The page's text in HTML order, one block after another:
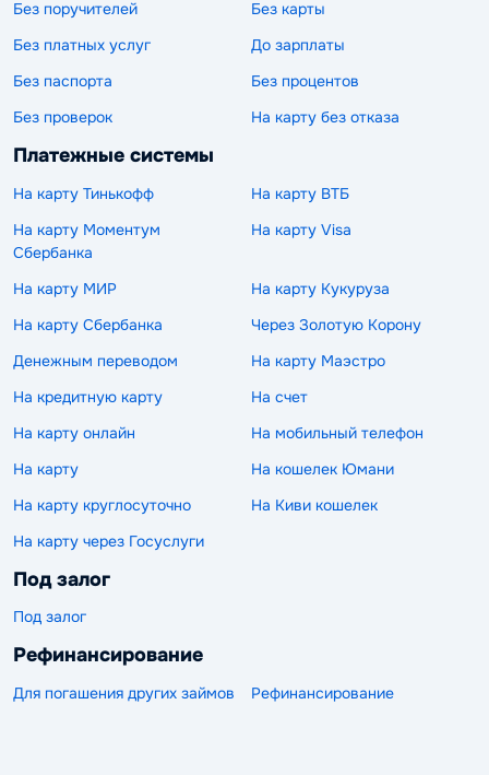
Без поручителей
Без карты
Без платных услуг
До зарплаты
Без паспорта
Без процентов
Без проверок
На карту без отказа
Платежные системы
На карту Тинькофф
На карту ВТБ
На карту Моментум
Сбербанка
На карту Visa
На карту МИР
На карту Кукуруза
На карту Сбербанка
Через Золотую Корону
Денежным переводом
На карту Маэстро
На кредитную карту
На счет
На карту онлайн
На мобильный телефон
На карту
На кошелек Юмани
На карту круглосуточно
На Киви кошелек
На карту через Госуслуги
Под залог
Под залог
Рефинансирование
Для погашения других займов Рефинансирование